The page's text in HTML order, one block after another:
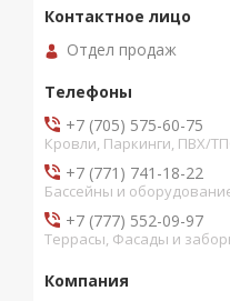
Отдел продаж
+7 (705) 575-60-75
Кровли, Паркинги, ПВХ/
+7 (771) 741-18-22
Бассейны и
+7 (777) 552-09-97
Террасы, Фасады и